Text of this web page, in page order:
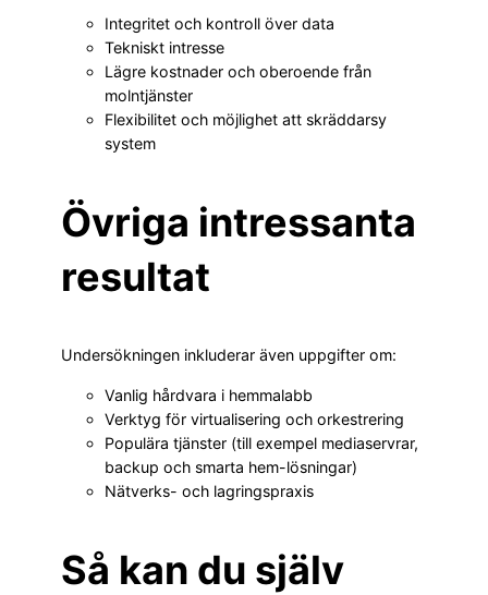
Integritet och kontroll över data
Tekniskt intresse
Lägre kostnader och oberoende från
molntjänster
Flexibilitet och möjlighet att skräddarsy
system
Övriga intressanta
resultat
Undersökningen inkluderar även uppgifter om:
Vanlig hårdvara i hemmalabb
Verktyg för virtualisering och orkestrering
Populära tjänster (till exempel mediaservrar,
backup och smarta hem-lösningar)
Nätverks- och lagringspraxis
Så kan du själv